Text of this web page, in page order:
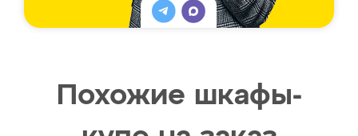
Похожие шкафы-